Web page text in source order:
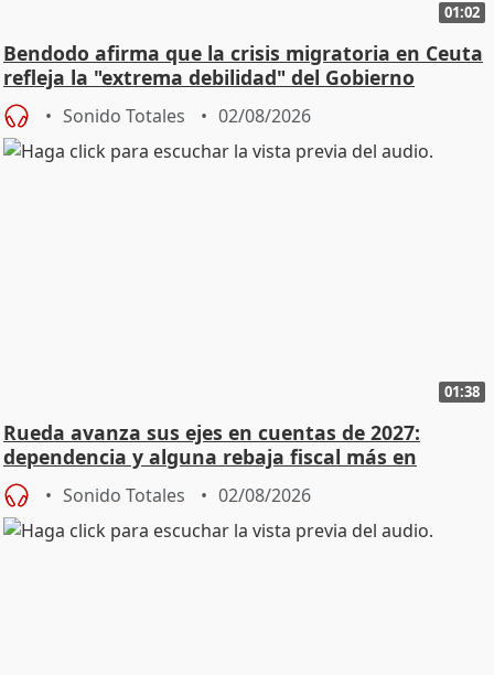
01:02
Bendodo afirma que la crisis migratoria en Ceuta
refleja la "extrema debilidad" del Gobierno
Sonido Totales 02/08/2026
01:38
Rueda avanza sus ejes en cuentas de 2027:
dependencia y alguna rebaja fiscal más en
vivienda
Sonido Totales 02/08/2026